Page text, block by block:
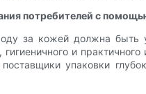
потребителей с
за кожей должна быть
гигиеничного и
упаковки